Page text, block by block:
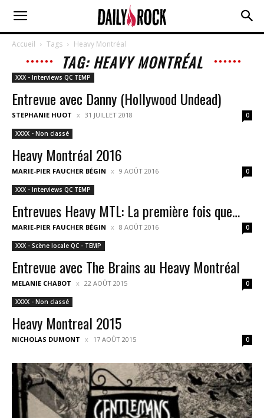
Accueil Tags Heavy Montréal
TAG: HEAVY MONTRÉAL
XXX - Interviews QC TEMP
Entrevue avec Danny (Hollywood Undead)
STEPHANIE HUOT 31 JUILLET 2018 0
XXXX - Non classé
Heavy Montréal 2016
MARIE-PIER FAUCHER BÉGIN 9 AOÛT 2016 0
XXX - Interviews QC TEMP
Entrevues Heavy MTL: La première fois que…
MARIE-PIER FAUCHER BÉGIN 8 AOÛT 2016 0
XXX - Scène locale QC - TEMP
Entrevue avec The Brains au Heavy Montréal
MELANIE CHABOT 22 AOÛT 2015 0
XXXX - Non classé
Heavy Montreal 2015
NICHOLAS DUMONT 17 AOÛT 2015 0